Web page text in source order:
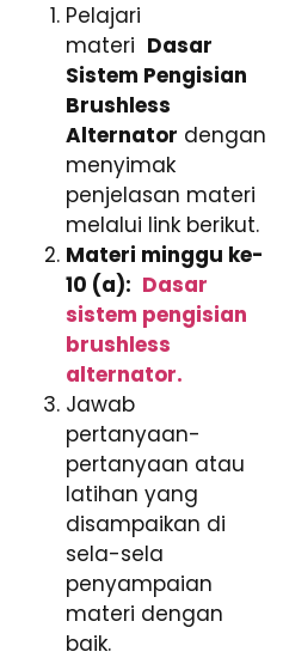
Pelajari
materi Dasar
Sistem Pengisian
Brushless
Alternator dengan
menyimak
penjelasan materi
melalui link berikut.
Materi minggu ke-
10 (a): Dasar
sistem pengisian
brushless
alternator.
Jawab
pertanyaan-
pertanyaan atau
latihan yang
disampaikan di
sela-sela
penyampaian
materi dengan
baik.